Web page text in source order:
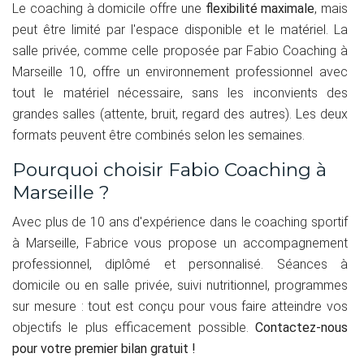
Le coaching à domicile offre une flexibilité maximale, mais
peut être limité par l'espace disponible et le matériel. La
salle privée, comme celle proposée par Fabio Coaching à
Marseille 10, offre un environnement professionnel avec
tout le matériel nécessaire, sans les inconvients des
grandes salles (attente, bruit, regard des autres). Les deux
formats peuvent être combinés selon les semaines.
Pourquoi choisir Fabio Coaching à
Marseille ?
Avec plus de 10 ans d'expérience dans le coaching sportif
à Marseille, Fabrice vous propose un accompagnement
professionnel, diplômé et personnalisé. Séances à
domicile ou en salle privée, suivi nutritionnel, programmes
sur mesure : tout est conçu pour vous faire atteindre vos
objectifs le plus efficacement possible. Contactez-nous
pour votre premier bilan gratuit !